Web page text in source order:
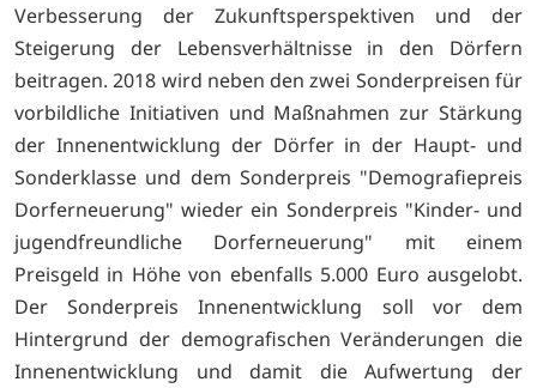
Verbesserung der Zukunftsperspektiven und der
Steigerung der Lebensverhältnisse in den Dörfern
beitragen. 2018 wird neben den zwei Sonderpreisen für
vorbildliche Initiativen und Maßnahmen zur Stärkung
der Innenentwicklung der Dörfer in der Haupt- und
Sonderklasse und dem Sonderpreis "Demografiepreis
Dorferneuerung" wieder ein Sonderpreis "Kinder- und
jugendfreundliche Dorferneuerung" mit einem
Preisgeld in Höhe von ebenfalls 5.000 Euro ausgelobt.
Der Sonderpreis Innenentwicklung soll vor dem
Hintergrund der demografischen Veränderungen die
Innenentwicklung und damit die Aufwertung der